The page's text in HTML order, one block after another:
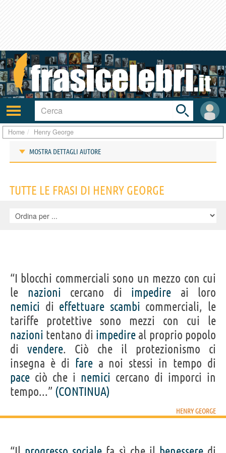
Attiva/disattiva
navigazione
User
area
Toggle
search
bar
Home Henry George
MOSTRA DETTAGLI AUTORE
IDENTIKIT E DATI ANAGRAFICI
Nome
Henry
Cognome George
Nato 2 settembre 1839 a Filadelfia
Morto 29 ottobre 1897
Sesso maschile
Nazionalità statunitense
Professione economista
Segno zodiacale Vergine
Frasi, citazioni e aforismi di Henry George
15 IN ITALIANO
“I blocchi commerciali sono un mezzo con cui le
TUTTE LE FRASI DI HENRY GEORGE
“I blocchi commerciali sono un mezzo con cui
le nazioni cercano di impedire ai loro
nemici di effettuare scambi commerciali, le
tariffe protettive sono mezzi con cui le
nazioni tentano di impedire al proprio popolo
di vendere. Ciò che il protezionismo ci
insegna è di farea noi stessi in tempo di
pace ciò che i nemici cercano di imporci in
tempo...” (CONTINUA)
HENRY GEORGE